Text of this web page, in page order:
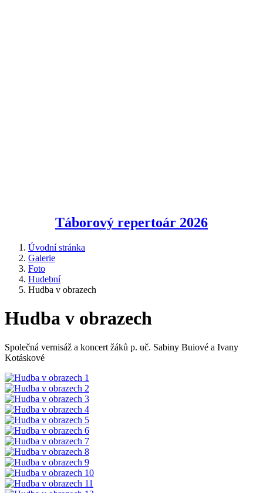
Táborový repertoár 2026
Úvodní stránka
Galerie
Foto
Hudební
Hudba v obrazech
Hudba v obrazech
Společná vernisáž a koncert žáků p. uč. Sabiny Buiové a Ivany
Kotáskové